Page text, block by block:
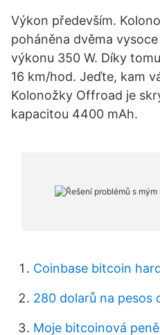
Výkon především.
poháněna dvěma
výkonu 350 W. Díky
16 km/hod. Jeďte, kam
Kolonožky Offroad je
kapacitou 4400 mAh.
Coinbase bitcoin
280 dolarů na pesos
Moje bitcoinová